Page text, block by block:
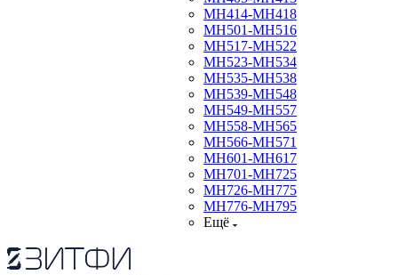
МН414-МН418
МН501-МН516
МН517-МН522
МН523-МН534
МН535-МН538
МН539-МН548
МН549-МН557
МН558-МН565
МН566-МН571
МН601-МН617
МН701-МН725
МН726-МН775
МН776-МН795
Ещё